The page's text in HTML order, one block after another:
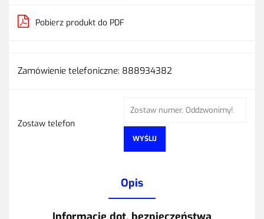
Pobierz produkt do PDF
Zamówienie telefoniczne: 888934382
Zostaw telefon
WYŚLIJ
Opis